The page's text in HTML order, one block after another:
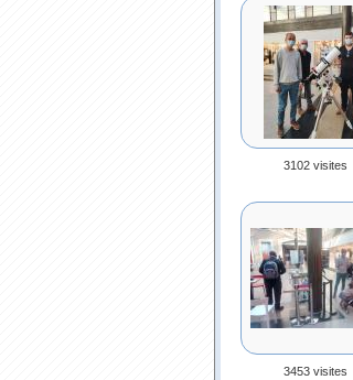
3102 visites
3453 visites